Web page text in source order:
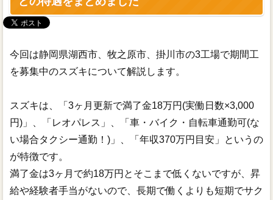
今回は静岡県湖西市、牧之原市、掛川市の3工場で期間工
を募集中のスズキについて解説します。
スズキは、「3ヶ月更新で満了金18万円(実働日数×3,000
円)」、「レオパレス」、「車・バイク・自転車通勤可(な
い場合タクシー通勤！)」、「年収370万円目安」というの
が特徴です。
満了金は3ヶ月で約18万円とそこまで低くないですが、昇
給や経験者手当がないので、長期で働くよりも短期でサク